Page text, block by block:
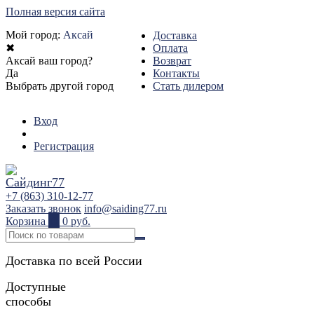
Полная версия сайта
Мой город: Аксай
✖
Аксай ваш город?
Да
Выбрать другой город
Доставка
Оплата
Возврат
Контакты
Стать дилером
Вход
Регистрация
+7 (863) 310-12-77
Заказать звонок info@saiding77.ru
Корзина
0 руб.
Доставка по всей России
Доступные
способы